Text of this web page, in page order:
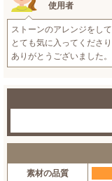
使用者
ストーンのアレンジをし
とても気に入ってくださ
ありがとうございました。
素材の品質